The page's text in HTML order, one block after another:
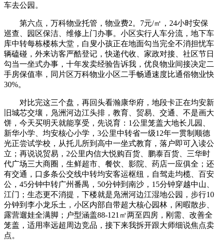
车去公园。
第六点，万科物业托管，物业费2。7元/㎡，24小时安保
巡查、园区保洁、维修上门办事。小区实行人车分流，地下车
库中转每栋楼栋大堂，白叟小孩正在地面勾当完全不消担忧车
辆磕碰，外来访客严酷登记，快递代收、家政对接、社区节日
勾当一坐式办事，十年发卖经验告诉我，优良物业间接决定二
手房保值率，同片区万科物业小区二手畅通速度比通俗物业快
30%。
对比完这三个盘，再回头看瀚康华府，地段卡正在均安新
旧城芯交壤，凫洲河边江头排，教育、贸易、交通、不是画大
饼，今天买明天就能享受，先说育：1公里笼盖大地长儿园、
新华小学、均安核心小学，3公里中转省一级12年一贯制顺德
光正尝试学校，从托儿所到高中一坐式教育，落户即可入读公
立；再说说贸易，2公里内信大悦购百货、鹏泰百货、三华时
代广场三大商圈，生鲜超市、餐饮、影院、药店一应俱全；还
有交通，口多条公交线中转均安客运枢纽，自驾走均榄、百安
公，45分钟中转广州番禺，50分钟到南沙，15分钟穿越中山、
江门；生态更不消提，下楼就是凫洲河边江湿地公园，步行10
分钟到李小龙乐土，小区内部自带超大核心园林，闲暇散步、
露营遛娃全满脚；户型涵盖88-121㎡两至四房，刚需、改善全
笼盖，适用率远超周边竞品，接下来我拆开跟大师细说焦点卖
点。